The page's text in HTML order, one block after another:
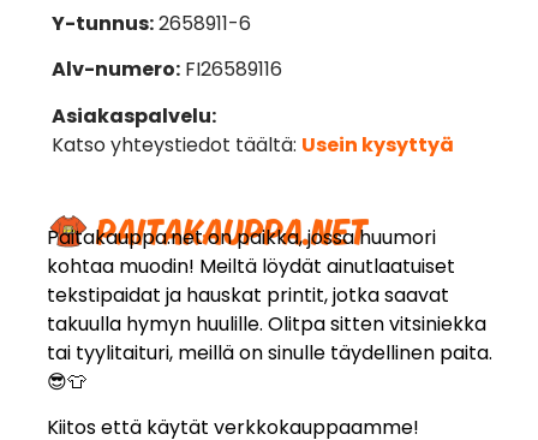
Paitakauppa.net on paikka, jossa huumori
kohtaa muodin! Meiltä löydät ainutlaatuiset
tekstipaidat ja hauskat printit, jotka saavat
takuulla hymyn huulille. Olitpa sitten vitsiniekka
tai tyylitaituri, meillä on sinulle täydellinen paita.
😎👕
Kiitos että käytät verkkokauppaamme!
Y-tunnus:2658911-6
Alv-numero:FI26589116
Asiakaspalvelu:
Katso yhteystiedot täältä: Usein kysyttyä